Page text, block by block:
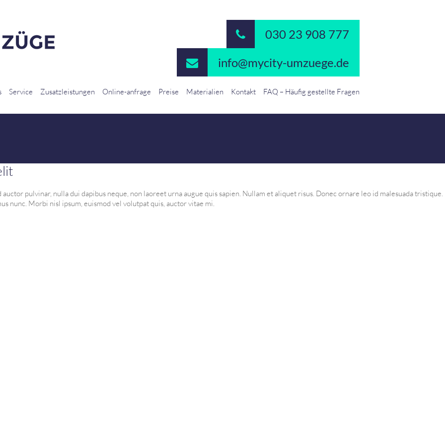
030 23 908 777
info@mycity-umzuege.de
Service Zusatzleistungen Online-anfrage Preise Materialien Kontakt FAQ – Häufig gestellte Fragen
pulvinar, nulla dui dapibus neque, non laoreet urna augue quis sapien. Nullam et aliquet risus. Donec ornare leo id malesuada tristique.
nunc. Morbi nisl ipsum, euismod vel volutpat quis, auctor vitae mi.